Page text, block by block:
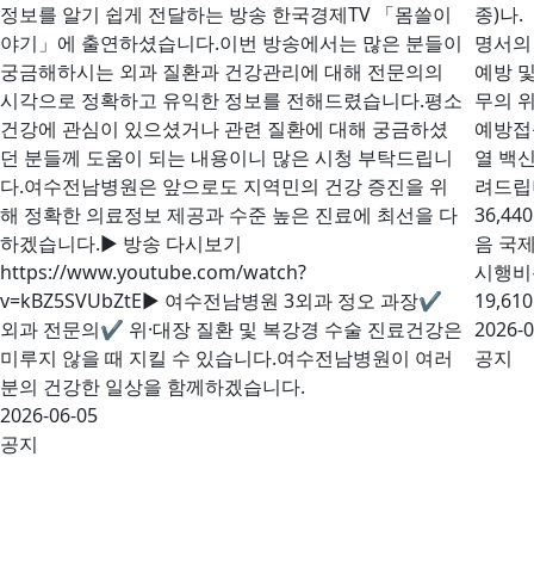
정보를 알기 쉽게 전달하는 방송 한국경제TV 「몸쓸이
야기」에 출연하셨습니다.이번 방송에서는 많은 분들이
궁금해하시는 외과 질환과 건강관리에 대해 전문의의
시각으로 정확하고 유익한 정보를 전해드렸습니다.평소
건강에 관심이 있으셨거나 관련 질환에 대해 궁금하셨
던 분들께 도움이 되는 내용이니 많은 시청 부탁드립니
다.여수전남병원은 앞으로도 지역민의 건강 증진을 위
해 정확한 의료정보 제공과 수준 높은 진료에 최선을 다
하겠습니다.▶ 방송 다시보기
https://www.youtube.com/watch?
v=kBZ5SVUbZtE▶ 여수전남병원 3외과 정오 과장✔
외과 전문의✔ 위·대장 질환 및 복강경 수술 진료건강은
미루지 않을 때 지킬 수 있습니다.여수전남병원이 여러
분의 건강한 일상을 함께하겠습니다.
2026-06-05
공지
종)나.
명서
예방
무의
예방
열 백
려드
음 국
시행
2026-
공지